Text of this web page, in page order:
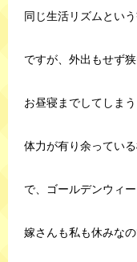
同じ生活リズムという
ですが、外出もせず
お昼寝までしてしま
体力が有り余っている
で、ゴールデンウィ
嫁さんも私も休みな